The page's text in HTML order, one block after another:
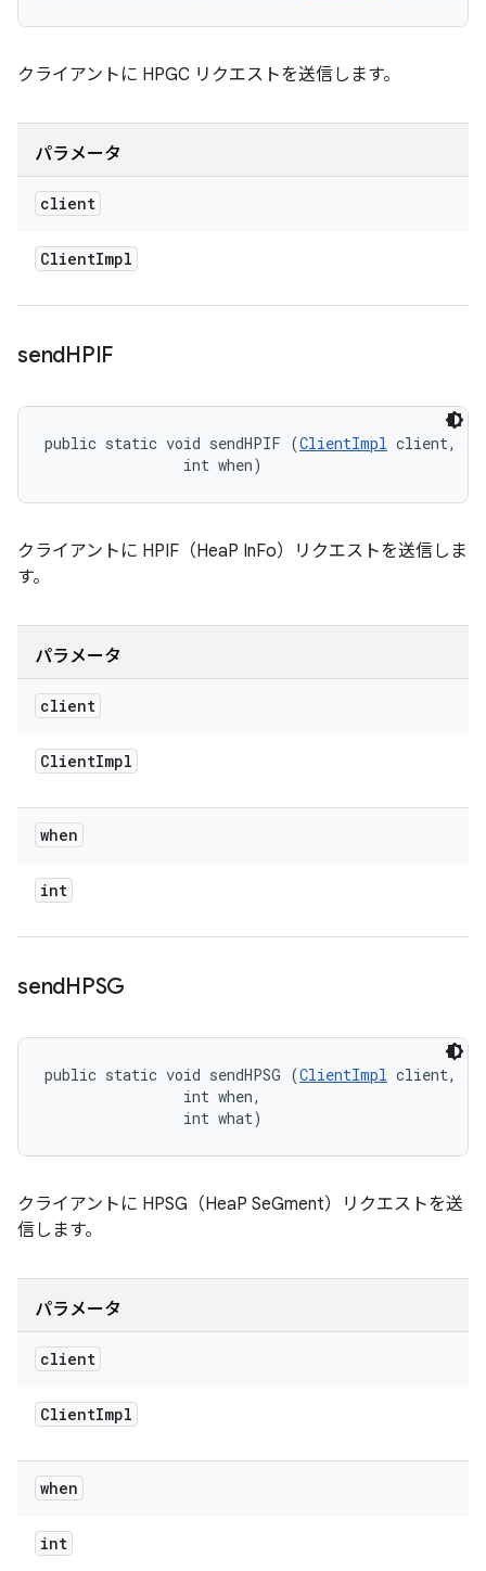
クライアントに HPGC リクエストを送信します。
パラメータ
client
ClientImpl
sendHPIF
public static void sendHPIF (ClientImpl client,
                int when)
クライアントに HPIF（HeaP InFo）リクエストを送信しま
す。
パラメータ
client
ClientImpl
when
int
sendHPSG
public static void sendHPSG (ClientImpl client,
                int when,
                int what)
クライアントに HPSG（HeaP SeGment）リクエストを送
信します。
パラメータ
client
ClientImpl
when
int